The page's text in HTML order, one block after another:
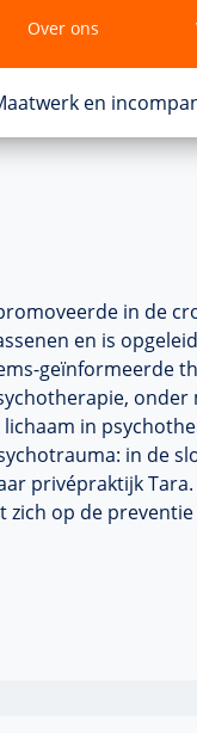
Over ons
en
in de
en is
geïnformeerde
in
in de
privépraktijk
op de